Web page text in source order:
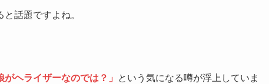
話題ですよね。
がヘライザーなのでは？」 という気になる噂が浮上していま